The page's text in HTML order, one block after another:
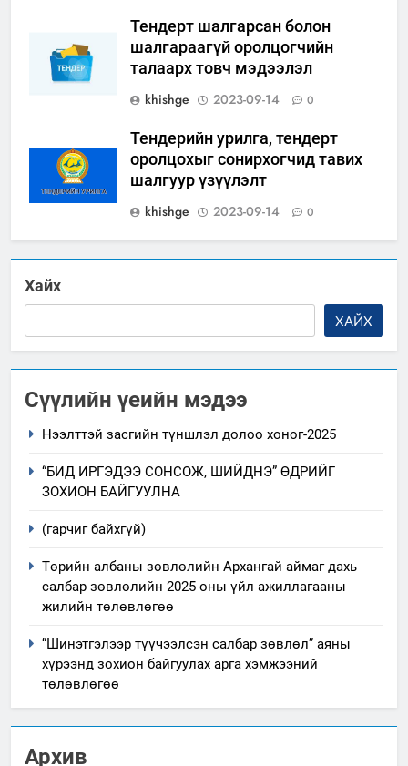
Тендерт шалгарсан болон
шалгараагүй оролцогчийн
талаарх товч мэдээлэл
khishge
2023-09-14 0
Тендерийн урилга, тендерт
оролцохыг сонирхогчид тавих
шалгуур үзүүлэлт
khishge
2023-09-14 0
Хайх
ХАЙХ
Сүүлийн үеийн мэдээ
Нээлттэй засгийн түншлэл долоо хоног-2025
“БИД ИРГЭДЭЭ СОНСОЖ, ШИЙДНЭ” ӨДРИЙГ
ЗОХИОН БАЙГУУЛНА
(гарчиг байхгүй)
Төрийн албаны зөвлөлийн Архангай аймаг дахь
салбар зөвлөлийн 2025 оны үйл ажиллагааны
жилийн төлөвлөгөө
“Шинэтгэлээр түүчээлсэн салбар зөвлөл” аяны
хүрээнд зохион байгуулах арга хэмжээний
төлөвлөгөө
Архив